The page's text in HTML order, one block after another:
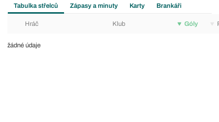
Tabulka střelců Zápasy a minuty Karty Brankáři
Hráč Klub Góly
žádné údaje